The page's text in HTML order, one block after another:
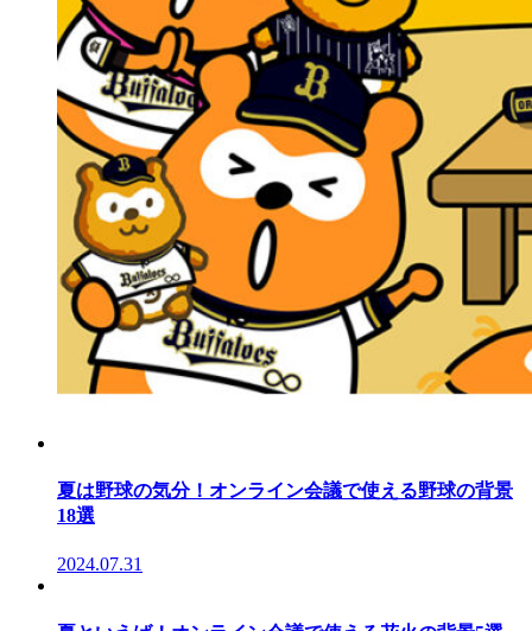
夏は野球の気分！オンライン会議で使える野球の背景
18選
2024.07.31